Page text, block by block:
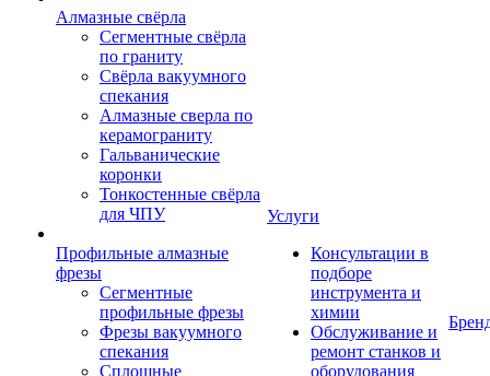
Алмазные свёрла
Сегментные свёрла
по граниту
Свёрла вакуумного
спекания
Алмазные сверла по
керамограниту
Гальванические
коронки
Тонкостенные свёрла
для ЧПУ
Профильные алмазные
фрезы
Сегментные
профильные фрезы
Фрезы вакуумного
спекания
Сплошные
Услуги
Консультации в
подборе
инструмента и
химии
Обслуживание и
ремонт станков и
оборудования